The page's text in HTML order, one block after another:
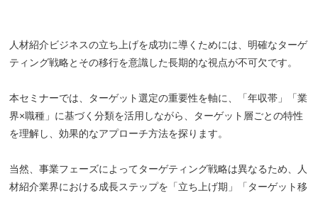
人材紹介ビジネスの立ち上げを成功に導くためには、明確なターゲ
ティング戦略とその移行を意識した長期的な視点が不可欠です。
本セミナーでは、ターゲット選定の重要性を軸に、「年収帯」「業
界×職種」に基づく分類を活用しながら、ターゲット層ごとの特性
を理解し、効果的なアプローチ方法を探ります。
当然、事業フェーズによってターゲティング戦略は異なるため、人
材紹介業界における成長ステップを「立ち上げ期」「ターゲット移